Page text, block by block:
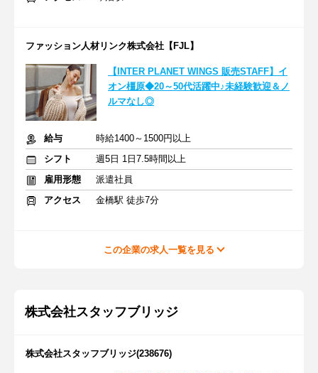
ファッション人材リンク株式会社【FJL】
【INTER PLANET WINGS 販売STAFF】イ
オン橿原◆20～50代活躍中♪未経験歓迎＆ノ
ルマなし◎
給与
時給1400～1500円以上
シフト
週5日 1日7.5時間以上
雇用形態
派遣社員
アクセス
金橋駅 徒歩7分
この企業の求人一覧を見る
株式会社スタッフブリッジ
株式会社スタッフブリッジ(238676)